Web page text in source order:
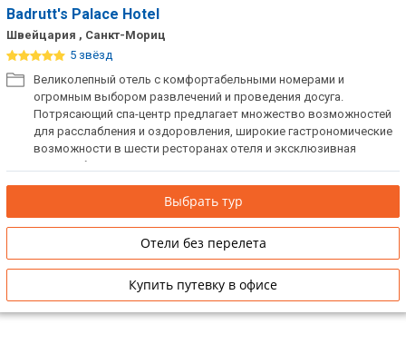
Badrutt's Palace Hotel
Швейцария , Санкт-Мориц
5 звёзд
Великолепный отель с комфортабельными номерами и
огромным выбором развлечений и проведения досуга.
Потрясающий спа-центр предлагает множество возможностей
для расслабления и оздоровления, широкие гастрономические
возможности в шести ресторанах отеля и эксклюзивная
галерея бутиков, где представлены такие марки как Gucci, Louis
Vuitton, Van Cleef & Arpels, Boucheron, Bottega Veneta, TOD'S,
Выбрать тур
Отели без перелета
Купить путевку в офисе